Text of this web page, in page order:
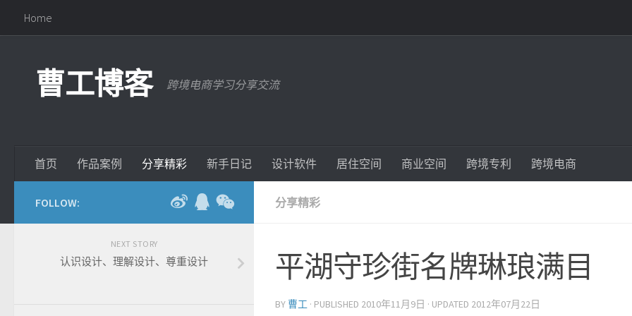
Home
曹工博客 跨境电商学习分享交流
首页 作品案例 分享精彩 新手日记 设计软件 居住空间 商业空间 跨境专利 跨境电商
分享精彩
平湖守珍街名牌琳琅满目
BY 曹工 · PUBLISHED 2010年11月9日 · UPDATED 2012年07月22日
FOLLOW:
NEXT STORY
认识设计、理解设计、尊重设计